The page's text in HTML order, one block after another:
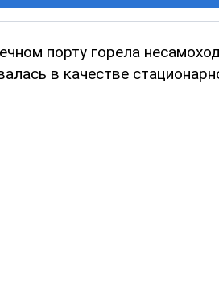
порту горела
в качестве